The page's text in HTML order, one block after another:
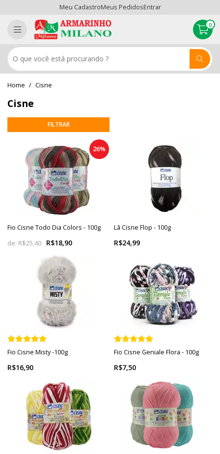
Meu CadastroMeus PedidosEntrar
0
Cisne
Cisne
Fio Cisne Todo Dia Colors - 100g
de: R$25,40 R$18,90
26%
Lã Cisne Flop - 100g
R$24,99
Fio Cisne Misty -100g
R$16,90
Fio Cisne Geniale Flora - 100g
R$7,50